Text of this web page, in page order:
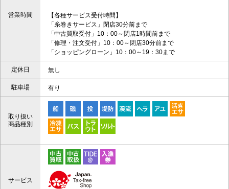
営業時間
【各種サービス受付時間】
「糸巻きサービス」閉店30分前まで
「中古買取受付」10：00～閉店1時間前まで
「修理・注文受付」10：00～閉店30分前まで
「ショッピングローン」10：00～19：30まで
定休日 無し
駐車場 有り
取り扱い
商品種別
サービス